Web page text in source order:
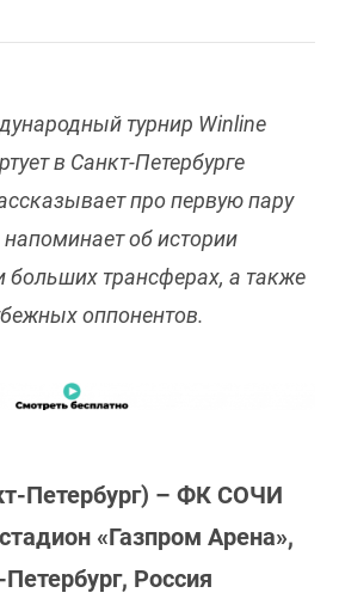
турнир Winline
в Санкт-Петербурге
про первую пару
напоминает об истории
больших трансферах, а также
оппонентов.
Петербург) – ФК СОЧИ
«Газпром Арена»,
Россия